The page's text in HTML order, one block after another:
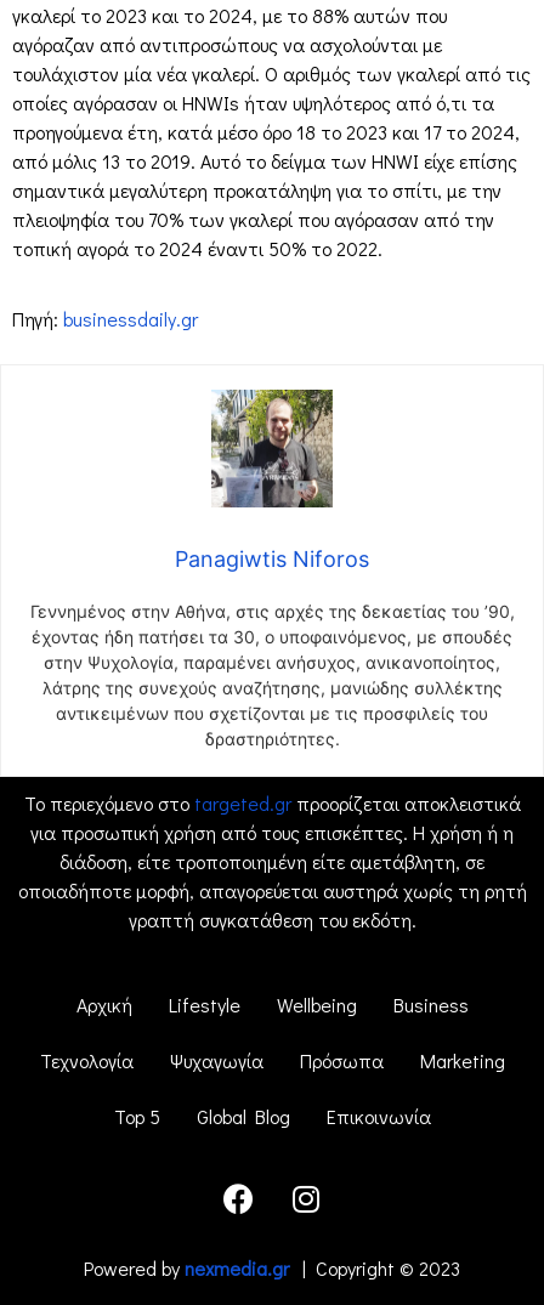
γκαλερί το 2023 και το 2024, με το 88% αυτών που
αγόραζαν από αντιπροσώπους να ασχολούνται με
τουλάχιστον μία νέα γκαλερί. Ο αριθμός των γκαλερί από τις
οποίες αγόρασαν οι HNWIs ήταν υψηλότερος από ό,τι τα
προηγούμενα έτη, κατά μέσο όρο 18 το 2023 και 17 το 2024,
από μόλις 13 το 2019. Αυτό το δείγμα των HNWI είχε επίσης
σημαντικά μεγαλύτερη προκατάληψη για το σπίτι, με την
πλειοψηφία του 70% των γκαλερί που αγόρασαν από την
τοπική αγορά το 2024 έναντι 50% το 2022.
Πηγή: businessdaily.gr
Panagiwtis Niforos
Γεννημένος στην Αθήνα, στις αρχές της δεκαετίας του ’90,
έχοντας ήδη πατήσει τα 30, ο υποφαινόμενος, με σπουδές
στην Ψυχολογία, παραμένει ανήσυχος, ανικανοποίητος,
λάτρης της συνεχούς αναζήτησης, μανιώδης συλλέκτης
αντικειμένων που σχετίζονται με τις προσφιλείς του
δραστηριότητες.
Το περιεχόμενο στο targeted.grπροορίζεται αποκλειστικά
για προσωπική χρήση από τους επισκέπτες. Η χρήση ή η
διάδοση, είτε τροποποιημένη είτε αμετάβλητη, σε
οποιαδήποτε μορφή, απαγορεύεται αυστηρά χωρίς τη ρητή
γραπτή συγκατάθεση του εκδότη.
Αρχική Lifestyle Wellbeing Business
Τεχνολογία Ψυχαγωγία Πρόσωπα Marketing
Top 5 Global Blog Επικοινωνία
Powered bynexmedia.gr| Copyright © 2023